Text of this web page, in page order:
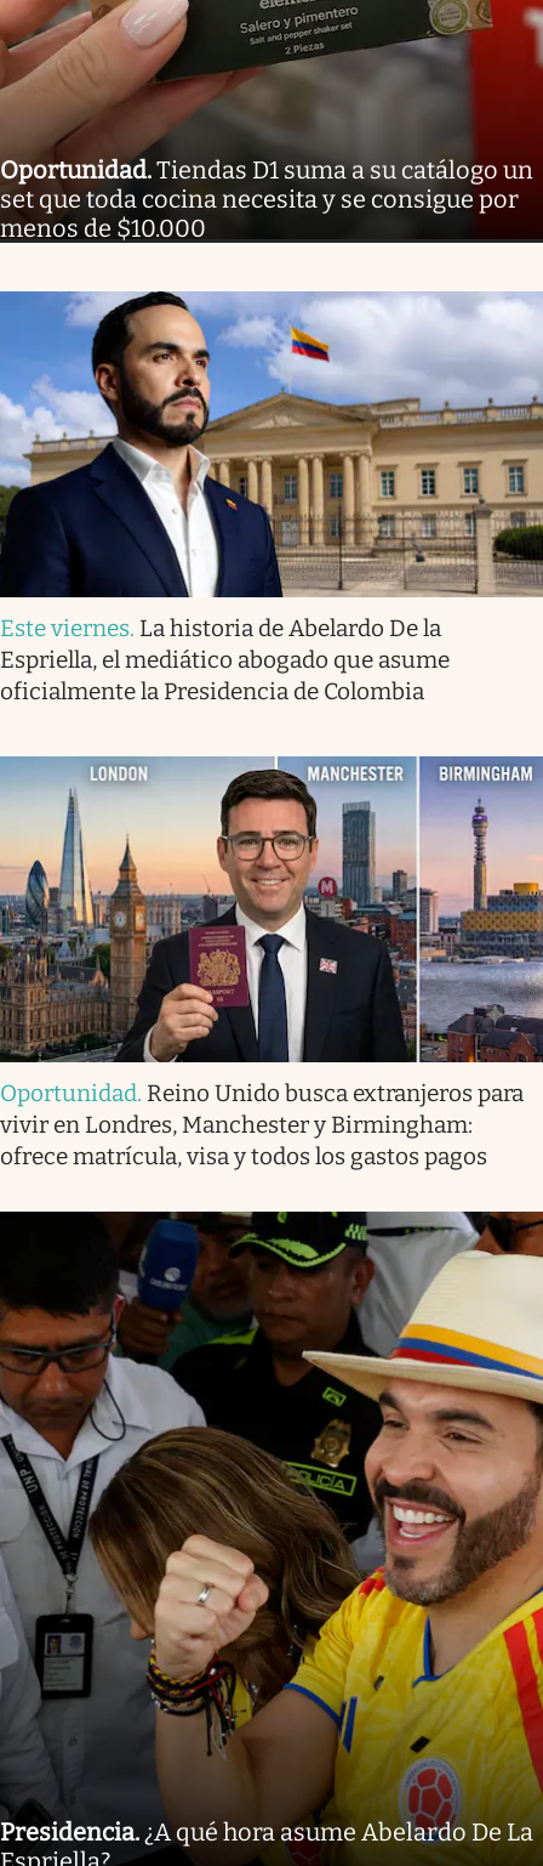
Oportunidad.Tiendas D1 suma a su catálogo un
set que toda cocina necesita y se consigue por
menos de $10.000
Este viernes. La historia de Abelardo De la
Espriella, el mediático abogado que asume
oficialmente la Presidencia de Colombia
Oportunidad. Reino Unido busca extranjeros para
vivir en Londres, Manchester y Birmingham:
ofrece matrícula, visa y todos los gastos pagos
Presidencia. ¿A qué hora asume Abelardo De La